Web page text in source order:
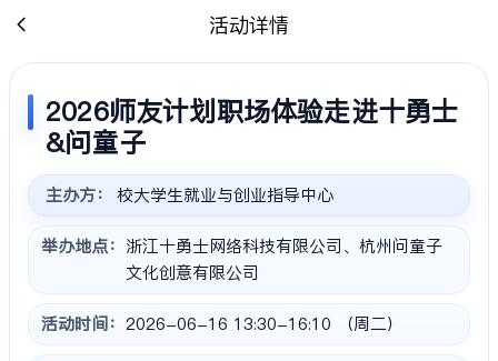
活动详情
2026师友计划职场体验走进十勇士
&问童子
主办方： 校大学生就业与创业指导中心
举办地点： 浙江十勇士网络科技有限公司、杭州问童子
文化创意有限公司
活动时间： 2026-06-16 13:30-16:10 （周二）